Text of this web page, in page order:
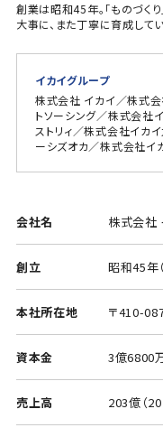
創業は昭和45年。「ものづく
大事に、また丁寧に育成してい
イカイグループ
株式会社 イカイ／株式
トソーシング／株式会社
ストリィ／株式会社イカ
ーシズオカ／株式会社イ
会社名 株式会社
創立 昭和45年
本社所在地 〒410-
資本金 3億6800
売上高 203億（